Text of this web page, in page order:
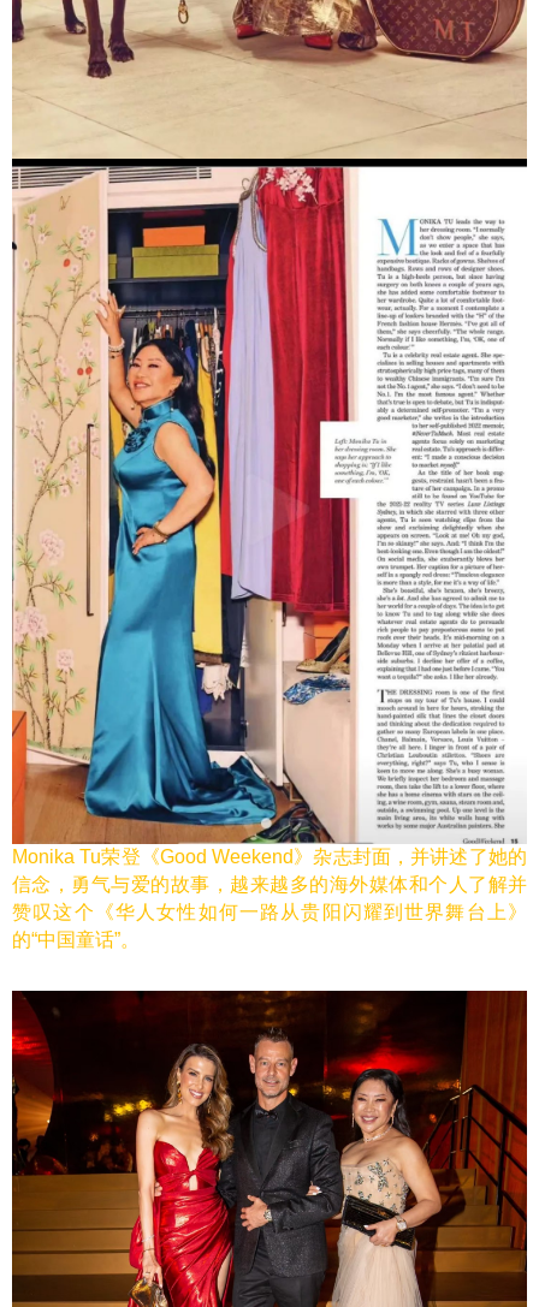
Monika Tu荣登《Good Weekend》杂志封面，并讲述了她的
信念，勇气与爱的故事，越来越多的海外媒体和个人了解并
赞叹这个《华人女性如何一路从贵阳闪耀到世界舞台上》
的“中国童话”。